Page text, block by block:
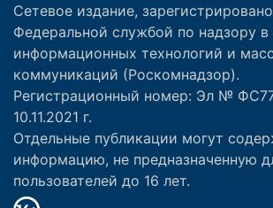
Сетевое издание, зарегистрировано
Федеральной службой по надзору в
информационных технологий и
коммуникаций (Роскомнадзор).
Регистрационный номер: Эл №
10.11.2021 г.
Отдельные публикации могут
информацию, не предназначенную
пользователей до 16 лет.